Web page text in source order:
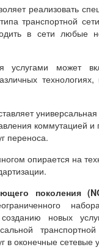
реализовать
транспортной
в сети любые
услугами может
коммутацией
переноса.
опирается на
поколения
новых
в оконечные